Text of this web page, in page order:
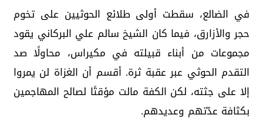
في الضالع، سقطت أولى طلائع الحوثيين على تخوم
حجر والأزارق، فيما كان الشيخ سالم علي البركاني يقود
مجموعات من أبناء قبيلته في مكيراس، محاولًا صد
التقدم الحوثي عبر عقبة ثرة. أقسم أن الغزاة لن يمروا
إلا على جثته، لكن الكفة مالت مؤقتًا لصالح المهاجمين
بكثافة عدّتهم وعديدهم.